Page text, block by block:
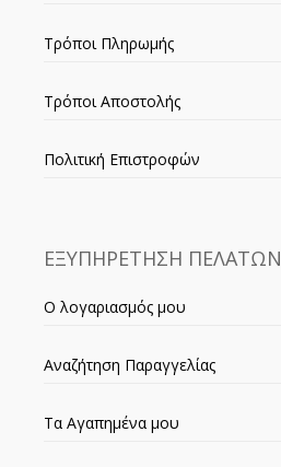
Τρόποι Πληρωμής
Τρόποι Αποστολής
Πολιτική Επιστροφών
ΕΞΥΠΗΡΕΤΗΣΗ ΠΕΛΑΤΩΝ
Ο λογαριασμός μου
Αναζήτηση Παραγγελίας
Τα Αγαπημένα μου